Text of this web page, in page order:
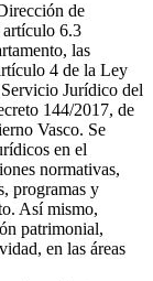
de
artículo 6.3
las
4 de la Ley
Jurídico del
144/2017, de
Vasco. Se
en el
normativas,
programas y
Así mismo,
patrimonial,
en las áreas